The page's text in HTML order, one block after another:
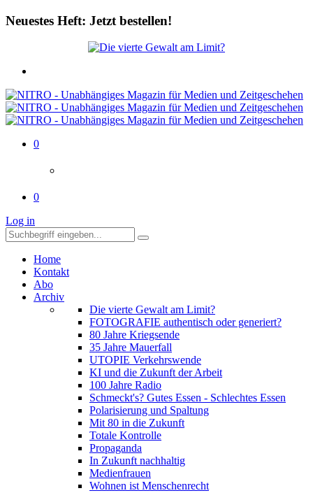
Neuestes Heft: Jetzt bestellen!
0
0
Log in
Home
Kontakt
Abo
Archiv
Die vierte Gewalt am Limit?
FOTOGRAFIE authentisch oder generiert?
80 Jahre Kriegsende
35 Jahre Mauerfall
UTOPIE Verkehrswende
KI und die Zukunft der Arbeit
100 Jahre Radio
Schmeckt's? Gutes Essen - Schlechtes Essen
Polarisierung und Spaltung
Mit 80 in die Zukunft
Totale Kontrolle
Propaganda
In Zukunft nachhaltig
Medienfrauen
Wohnen ist Menschenrecht